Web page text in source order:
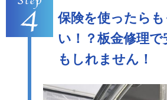
保険を使ったら
い！？板金修理
もしれません！